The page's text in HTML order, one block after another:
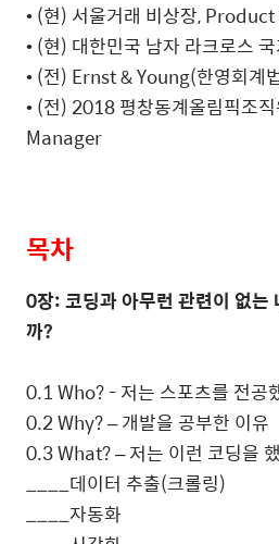
•(현) 서울거래 비상장,
•(현) 대한민국 남자 라크로스
•(전) Ernst & Young(한영회계
•(전) 2018평창동계올림픽조
Manager
목차
0장:코딩과 아무런 관련이 없는
까?
0.1 Who? -저는 스포츠를 전공
0.2 Why? –개발을 공부한 이유
0.3 What? –저는 이런 코딩을
____데이터 추출(크롤링)
____자동화